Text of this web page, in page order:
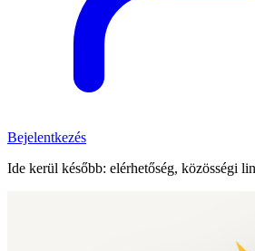
Bejelentkezés
Ide kerül később: elérhetőség, közösségi